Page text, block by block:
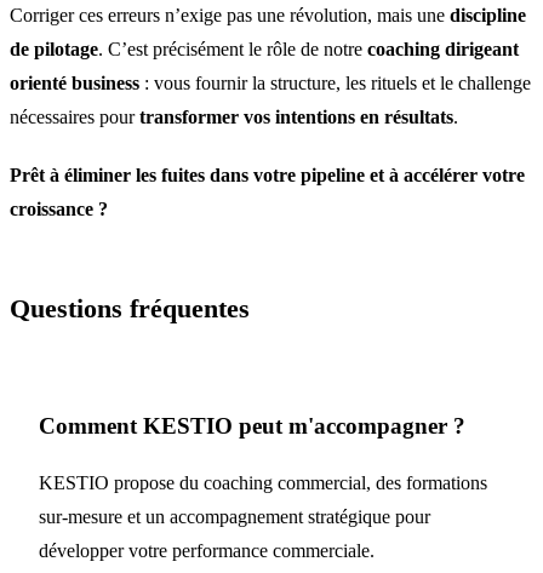
Corriger ces erreurs n’exige pas une révolution, mais une discipline
de pilotage. C’est précisément le rôle de notre coaching dirigeant
orienté business : vous fournir la structure, les rituels et le challenge
nécessaires pourtransformer vos intentions en résultats.
Prêt à éliminer les fuites dans votre pipeline et à accélérer votre
croissance ?
Questions fréquentes
Comment KESTIO peut m'accompagner ?
KESTIO propose du coaching commercial, des formations
sur-mesure et un accompagnement stratégique pour
développer votre performance commerciale.